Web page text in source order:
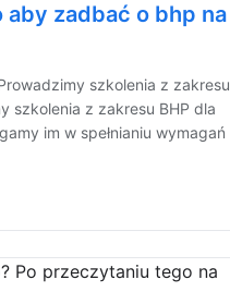
aby zadbać o bhp na
szkolenia z zakresu
szkolenia z zakresu BHP dla
im w spełnianiu wymagań